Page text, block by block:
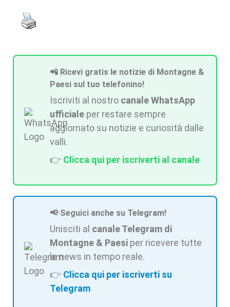
📲 Ricevi gratis le notizie di Montagne &
Paesi sul tuo telefonino!
Iscriviti al nostro canale WhatsApp
ufficiale per restare sempre
aggiornato su notizie e curiosità dalle
valli.
👉 Clicca qui per iscriverti al canale
📢 Seguici anche su Telegram!
Unisciti al canale Telegram di
Montagne & Paesi per ricevere tutte
le news in tempo reale.
👉 Clicca qui per iscriverti su
Telegram